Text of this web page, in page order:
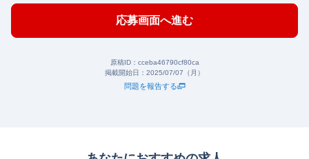
応募画面へ進む
原稿ID： cceba46790cf80ca
掲載開始日： 2025/07/07（月）
問題を報告する